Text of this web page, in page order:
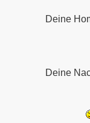
Deine
Deine